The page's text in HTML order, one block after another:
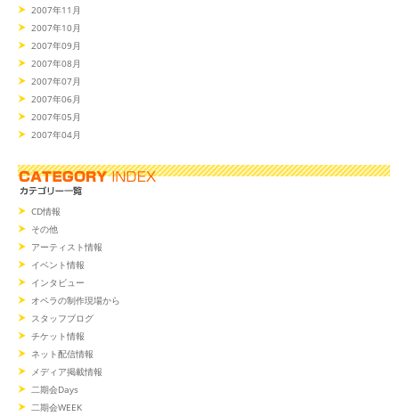
2007年11月
2007年10月
2007年09月
2007年08月
2007年07月
2007年06月
2007年05月
2007年04月
CD情報
その他
アーティスト情報
イベント情報
インタビュー
オペラの制作現場から
スタッフブログ
チケット情報
ネット配信情報
メディア掲載情報
二期会Days
二期会WEEK